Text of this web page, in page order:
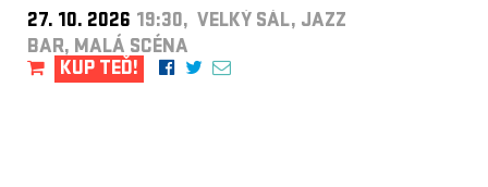
27. 10. 2026 19:30, VELKÝ SÁL, JAZZ
BAR, MALÁ SCÉNA
KUP TEĎ!